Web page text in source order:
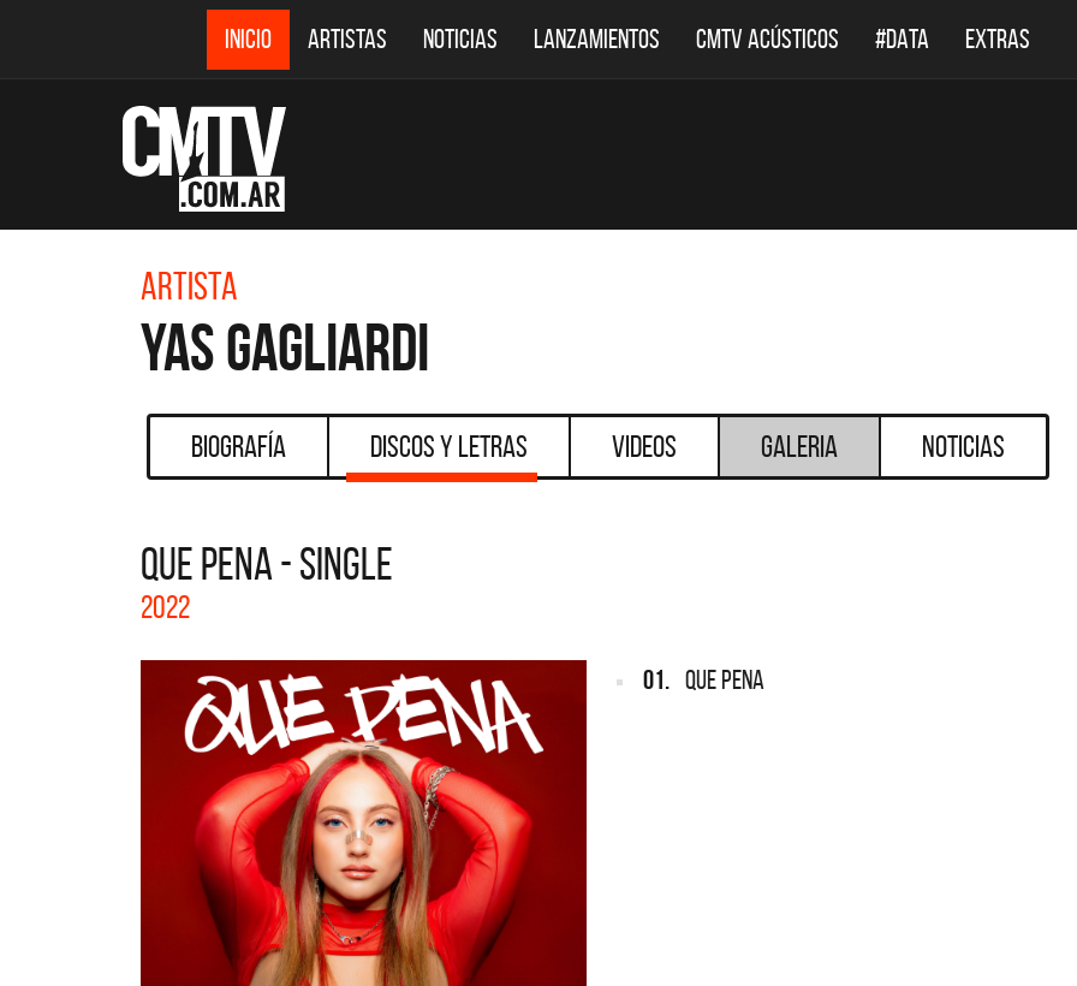
INICIO ARTISTAS NOTICIAS LANZAMIENTOS CMTV ACÚSTICOS #DATA EXTRAS
Artista
Yas Gagliardi
Biografía Discos y Letras Videos Galeria Noticias
QUE PENA - SINGLE
2022
01. QUE PENA
DESTACADOS
La colección completa de los CMTV
DESTACADOS
EL
Patricio